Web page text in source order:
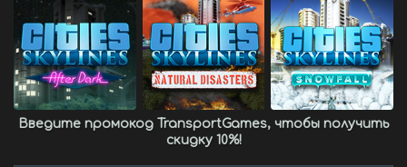
Введите промокод TransportGames, чтобы получить
скидку 10%!